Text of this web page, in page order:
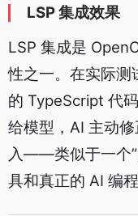
LSP 集成效果
LSP 集成是
性之一。在实际测
的 TypeScript 代
给模型，AI 主动
入——类似于一个”
具和真正的 AI 编